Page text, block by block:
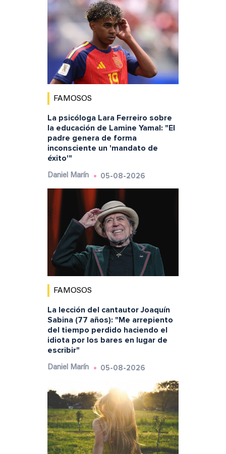
FAMOSOS
La psicóloga Lara Ferreiro sobre
la educación de Lamine Yamal: "El
padre genera de forma
inconsciente un 'mandato de
éxito'"
Daniel Marín 05-08-2026
FAMOSOS
La lección del cantautor Joaquín
Sabina (77 años): "Me arrepiento
del tiempo perdido haciendo el
idiota por los bares en lugar de
escribir"
Daniel Marín 05-08-2026